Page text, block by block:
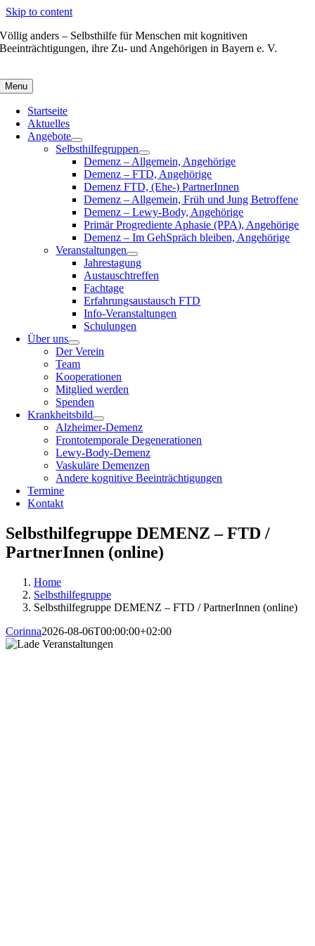
Skip to content
Völlig anders – Selbsthilfe für Menschen mit kognitiven
Beeinträchtigungen, ihre Zu- und Angehörigen in Bayern e. V.
Menu
Startseite
Aktuelles
Angebote
Selbsthilfegruppen
Demenz – Allgemein, Angehörige
Demenz – FTD, Angehörige
Demenz FTD, (Ehe-) PartnerInnen
Demenz – Allgemein, Früh und Jung Betroffene
Demenz – Lewy-Body, Angehörige
Primär Progrediente Aphasie (PPA), Angehörige
Demenz – Im GehSpräch bleiben, Angehörige
Veranstaltungen
Jahrestagung
Austauschtreffen
Fachtage
Erfahrungsaustausch FTD
Info-Veranstaltungen
Schulungen
Über uns
Der Verein
Team
Kooperationen
Mitglied werden
Spenden
Krankheitsbild
Alzheimer-Demenz
Frontotemporale Degenerationen
Lewy-Body-Demenz
Vaskuläre Demenzen
Andere kognitive Beeinträchtigungen
Termine
Kontakt
Selbsthilfegruppe DEMENZ – FTD /
PartnerInnen (online)
Home
Selbsthilfegruppe
Selbsthilfegruppe DEMENZ – FTD / PartnerInnen (online)
Corinna2026-08-06T00:00:00+02:00